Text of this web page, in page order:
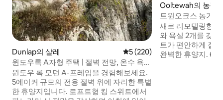
Dunlap의 샬레 평점 5점(5점 만점), 후기 220
5 (220)
윈도우록 A자형 주택 | 절벽 전망, 온수 욕
조, 상위 1% 숙소
윈도우 록 모던 A-프레임을 경험해보세요.
5에이커 규모의 전용 절벽 위에 자리한 특별
한 휴양지입니다. 로프트형 킹 스위트에서
Ooltewah의 농장
트윈오크스 농가
새로 리모델링한
와 욕실 2개를 갖
트가 편안하게 잘
완벽한 휴양지. 6